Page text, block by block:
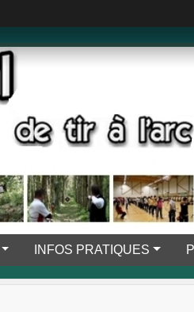
INFOS PRATIQUES